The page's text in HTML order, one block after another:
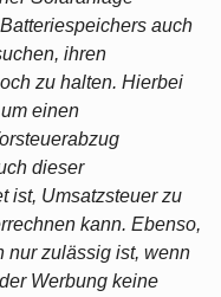
auch
ihren
zu halten. Hierbei
einen
dieser
ist, Umsatzsteuer zu
kann. Ebenso,
nur zulässig ist, wenn
Werbung keine